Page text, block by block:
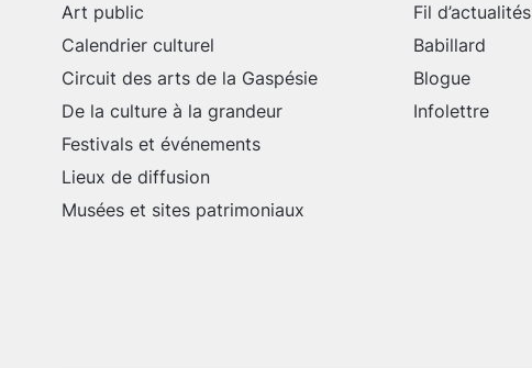
Art public
Calendrier culturel
Circuit des arts de la Gaspésie
De la culture à la grandeur
Festivals et événements
Lieux de diffusion
Musées et sites patrimoniaux
Fil d’actualités
Babillard
Blogue
Infolettre